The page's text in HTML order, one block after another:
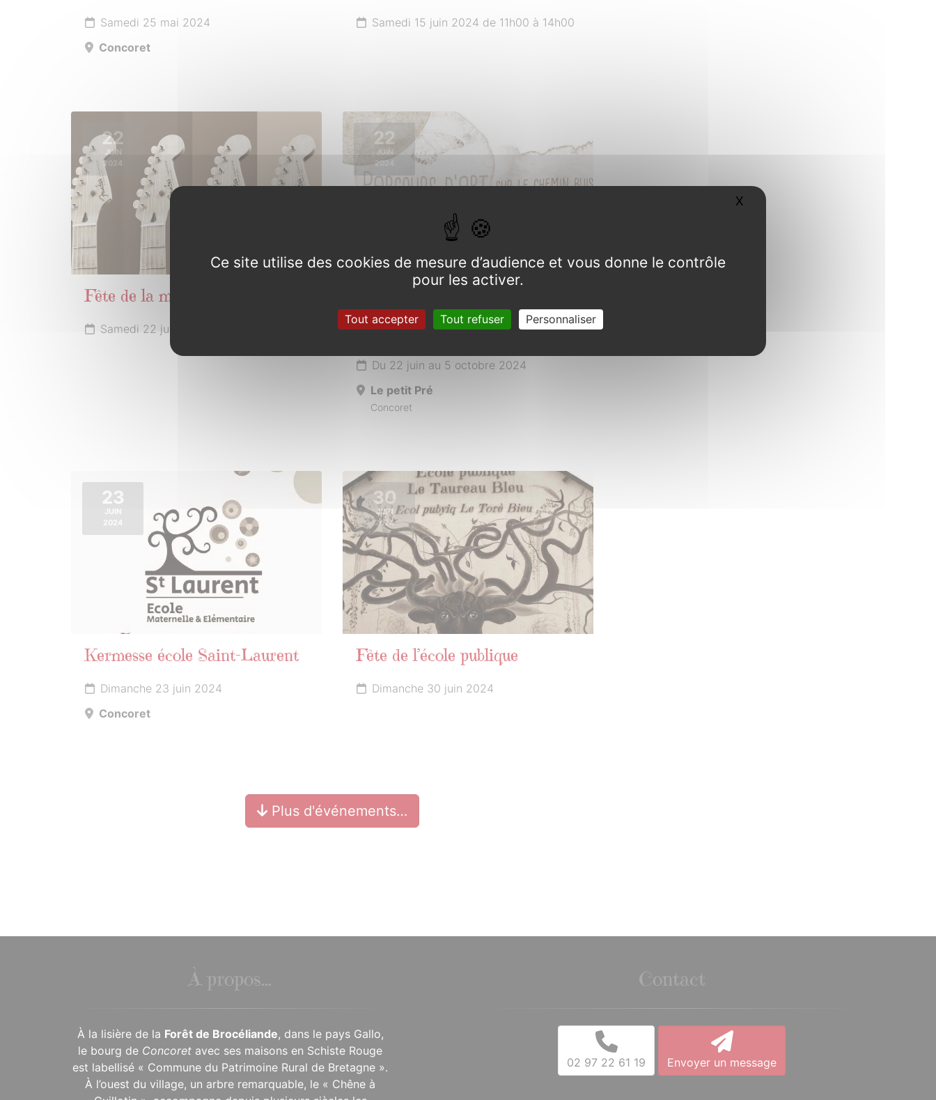
Samedi 25 mai 2024
Concoret
Samedi 15 juin 2024 de 11h00 à 14h00
22
JUIN
2024
Fête de la musique
Samedi 22 juin 2024
22
JUIN
2024
environnemental sur le Chemin
Buissonnier
Du 22 juin au 5 octobre 2024
Le petit Pré
Concoret
23
JUIN
2024
Kermesse école Saint-Laurent
Dimanche 23 juin 2024
Concoret
30
JUIN
2024
Fête de l’école publique
Dimanche 30 juin 2024
Plus d'événements…
À propos...
À la lisière de la Forêt de Brocéliande, dans le pays Gallo,
le bourg de Concoret avec ses maisons en Schiste Rouge
est labellisé « Commune du Patrimoine Rural de Bretagne ».
À l’ouest du village, un arbre remarquable, le « Chêne à
Contact
02 97 22 61 19 Envoyer un message
Ce site utilise des cookies de mesure d’audience et vous donne le contrôle
pour les activer.
Tout accepter Tout refuser Personnaliser
X Masquer le bandeau des cookies